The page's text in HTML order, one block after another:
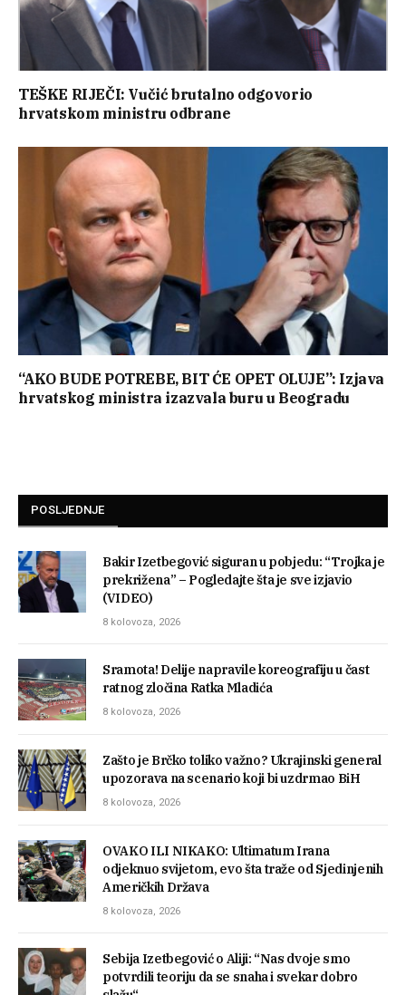
TEŠKE RIJEČI: Vučić brutalno odgovorio
hrvatskom ministru odbrane
“AKO BUDE POTREBE, BIT ĆE OPET OLUJE”: Izjava
hrvatskog ministra izazvala buru u Beogradu
POSLJEDNJE
Bakir Izetbegović siguran u pobjedu: “Trojka je
prekrižena” – Pogledajte šta je sve izjavio
(VIDEO)
8 kolovoza, 2026
Sramota! Delije napravile koreografiju u čast
ratnog zločina Ratka Mladića
8 kolovoza, 2026
Zašto je Brčko toliko važno? Ukrajinski general
upozorava na scenario koji bi uzdrmao BiH
8 kolovoza, 2026
OVAKO ILI NIKAKO: Ultimatum Irana
odjeknuo svijetom, evo šta traže od Sjedinjenih
Američkih Država
8 kolovoza, 2026
Sebija Izetbegović o Aliji: “Nas dvoje smo
potvrdili teoriju da se snaha i svekar dobro